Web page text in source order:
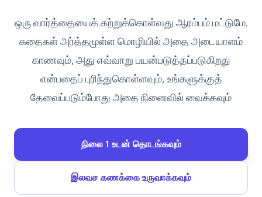
ஒரு வார்த்தையைக் கற்றுக்கொள்வது ஆரம்பம் மட்டுமே.
கதைகள் அர்த்தமுள்ள மொழியில் அதை அடையாளம்
காணவும், அது எவ்வாறு பயன்படுத்தப்படுகிறது
என்பதைப் புரிந்துகொள்ளவும், உங்களுக்குத்
தேவைப்படும்போது அதை நினைவில் வைக்கவும்
நிலை 1 உடன் தொடங்கவும்
இலவச கணக்கை உருவாக்கவும்